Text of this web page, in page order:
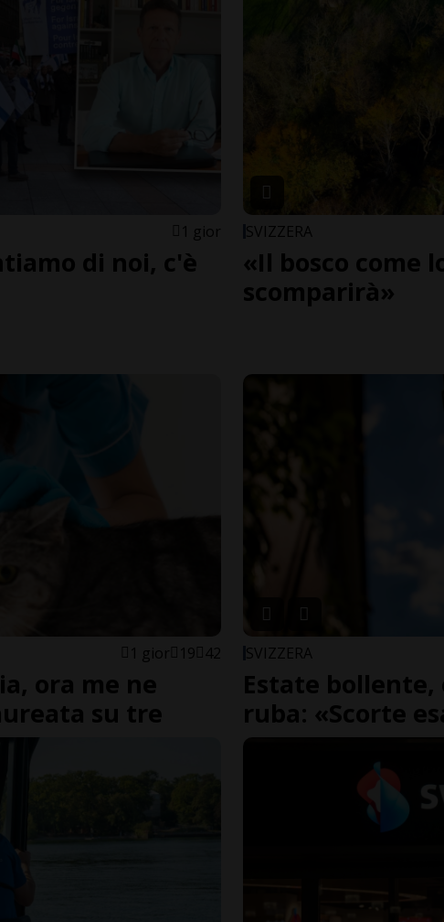
1 gior
di noi, c'è
SVIZZERA
«Il bosco come
scomparirà»
1 gior 19 42
ora me ne
su tre
SVIZZERA
Estate
ruba: «Scorte